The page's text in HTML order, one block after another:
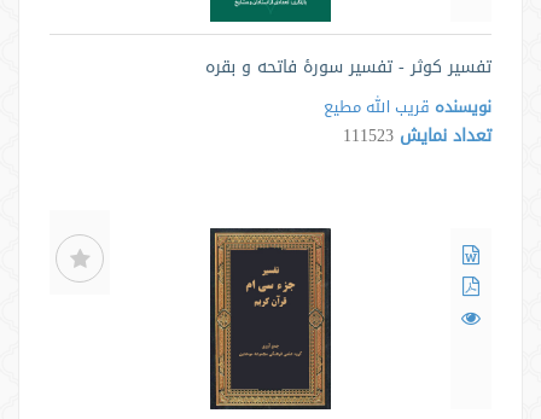
تفسیر کوثر - تفسیر سورۀ فاتحه و بقره
نویسنده قریب الله مطیع
تعداد نمایش 111523